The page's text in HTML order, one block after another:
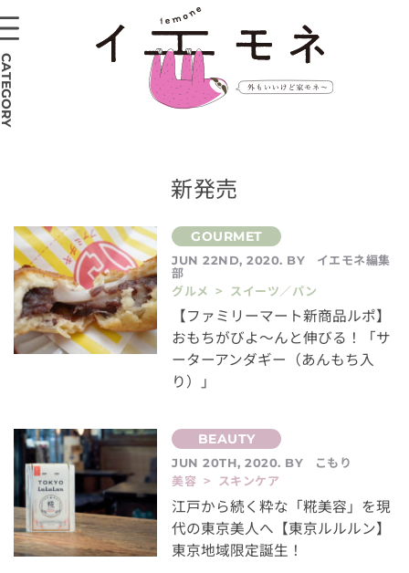
新発売
JUN 22ND, 2020. BY イエモネ編集
部
グルメ > スイーツ／パン
【ファミリーマート新商品ルポ】
おもちがびよ〜んと伸びる！「サ
ーターアンダギー（あんもち入
り）」
JUN 20TH, 2020. BY
こもり
美容 > スキンケア
江戸から続く粋な「糀美容」を現
代の東京美人へ【東京ルルルン】
東京地域限定誕生！